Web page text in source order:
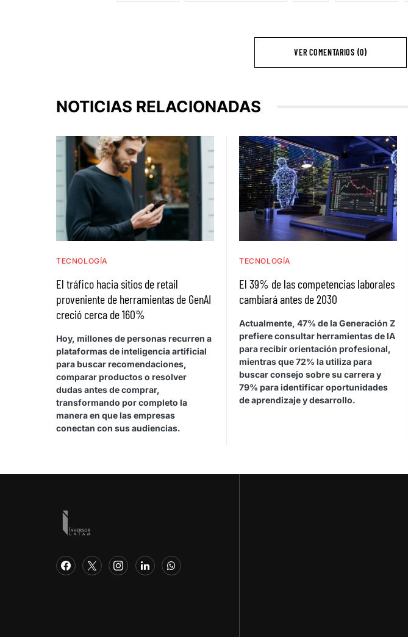
VER COMENTARIOS (0)
NOTICIAS RELACIONADAS
TECNOLOGÍA
El tráfico hacia sitios de retail
proveniente de herramientas de GenAI
creció cerca de 160%
Hoy, millones de personas recurren a
plataformas de inteligencia artificial
para buscar recomendaciones,
comparar productos o resolver
dudas antes de comprar,
transformando por completo la
manera en que las empresas
conectan con sus audiencias.
TECNOLOGÍA
El 39% de las competencias laborales
cambiará antes de 2030
Actualmente, 47% de la Generación Z
prefiere consultar herramientas de IA
para recibir orientación profesional,
mientras que 72% la utiliza para
buscar consejo sobre su carrera y
79% para identificar oportunidades
de aprendizaje y desarrollo.